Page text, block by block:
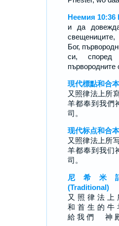
Неемия 10:36
и да
Бог,
си, според
първородните
現代標點和合
又照律法上所
羊都奉到我們
司。
现代标点和合
又照律法上所
羊都奉到我们
司。
尼 希 米 記
(Traditional)
又 照 律 法 上
和 首 生 的
給 我 們 神 殿